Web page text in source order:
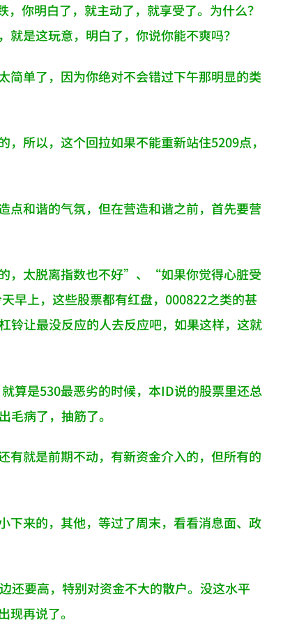
你明白了，就主动了，就享受了。为什么？
是这玩意，明白了，你说你能不爽吗？
简单了，因为你绝对不会错过下午那明显的类
所以，这个回拉如果不能重新站住5209点，
点和谐的气氛，但在营造和谐之前，首先要营
，太脱离指数也不好”、“如果你觉得心脏受
早上，这些股票都有红盘，000822之类的甚
铃让最没反应的人去反应吧，如果这样，这就
算是530最恶劣的时候，本ID说的股票里还总
病了，抽筋了。
有就是前期不动，有新资金介入的，但所有的
下来的，其他，等过了周末，看看消息面、政
还要高，特别对资金不大的散户。没这水平
再说了。